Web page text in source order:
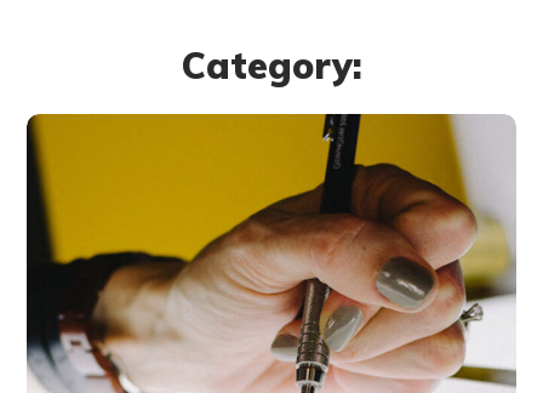
Category:
Typography &
Design
DESIGN